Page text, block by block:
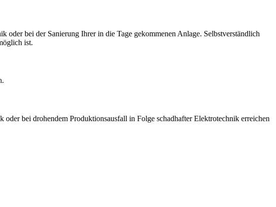
bei der Sanierung Ihrer in die Tage gekommenen Anlage. Selbstverständlich
ist.
bei drohendem Produktionsausfall in Folge schadhafter Elektrotechnik erreichen